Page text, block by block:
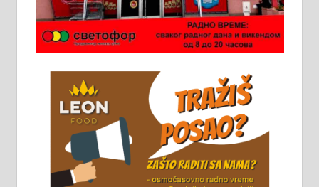
Потребна два радника за рад на
стоваришту „Липа промет” у
информација доћи лично на
стовариште у улици Максима
Горког 26 сваког радног дана од
8 до 15 часова. 063/465-045
Чистим све врсте димњака.
061/32-13-445